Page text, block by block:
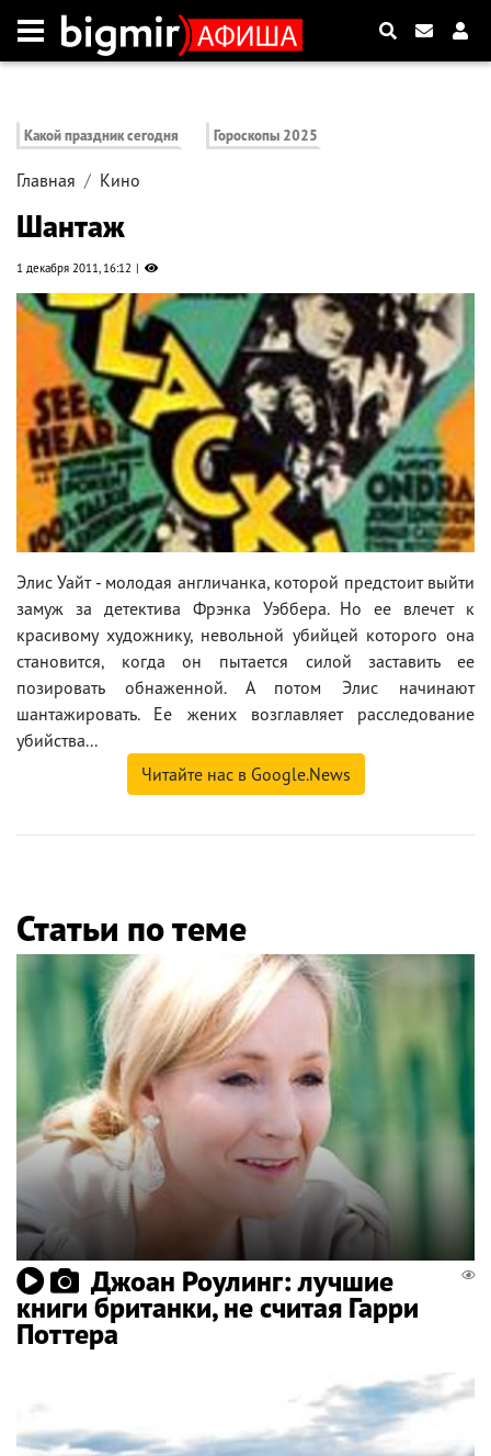
Какой праздник сегодня Гороскопы 2025
Главная Кино
Шантаж
1 декабря 2011, 16:12
Элис Уайт - молодая англичанка, которой предстоит выйти
замуж за детектива Фрэнка Уэббера. Но ее влечет к
красивому художнику, невольной убийцей которого она
становится, когда он пытается силой заставить ее
позировать обнаженной. А потом Элис начинают
шантажировать. Ее жених возглавляет расследование
убийства...
Читайте нас в Google.News
Статьи по теме
Джоан Роулинг: лучшие
книги британки, не считая Гарри
Поттера